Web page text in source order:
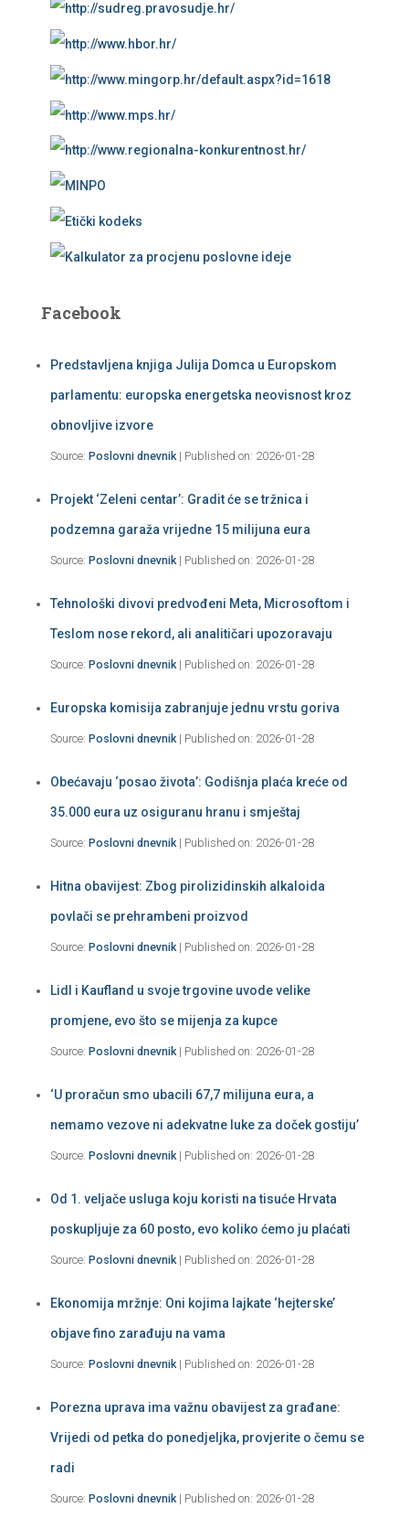
Facebook
Predstavljena knjiga Julija Domca u Europskom
parlamentu: europska energetska neovisnost kroz
obnovljive izvore
Source: Poslovni dnevnik Published on: 2026-01-28
Projekt ‘Zeleni centar’: Gradit će se tržnica i
podzemna garaža vrijedne 15 milijuna eura
Source: Poslovni dnevnik Published on: 2026-01-28
Tehnološki divovi predvođeni Meta, Microsoftom i
Teslom nose rekord, ali analitičari upozoravaju
Source: Poslovni dnevnik Published on: 2026-01-28
Europska komisija zabranjuje jednu vrstu goriva
Source: Poslovni dnevnik Published on: 2026-01-28
Obećavaju ‘posao života’: Godišnja plaća kreće od
35.000 eura uz osiguranu hranu i smještaj
Source: Poslovni dnevnik Published on: 2026-01-28
Hitna obavijest: Zbog pirolizidinskih alkaloida
povlači se prehrambeni proizvod
Source: Poslovni dnevnik Published on: 2026-01-28
Lidl i Kaufland u svoje trgovine uvode velike
promjene, evo što se mijenja za kupce
Source: Poslovni dnevnik Published on: 2026-01-28
‘U proračun smo ubacili 67,7 milijuna eura, a
nemamo vezove ni adekvatne luke za doček gostiju’
Source: Poslovni dnevnik Published on: 2026-01-28
Od 1. veljače usluga koju koristi na tisuće Hrvata
poskupljuje za 60 posto, evo koliko ćemo ju plaćati
Source: Poslovni dnevnik Published on: 2026-01-28
Ekonomija mržnje: Oni kojima lajkate ‘hejterske’
objave fino zarađuju na vama
Source: Poslovni dnevnik Published on: 2026-01-28
Porezna uprava ima važnu obavijest za građane:
Vrijedi od petka do ponedjeljka, provjerite o čemu se
radi
Source: Poslovni dnevnik Published on: 2026-01-28